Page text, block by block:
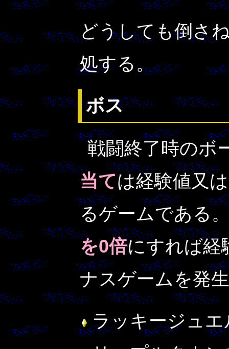
どうしても倒さ
処する。
ボス
戦闘終了時のボ
当ては経験値又
るゲームである
を0倍にすれば経
ナスゲームを発
ラッキージュエ